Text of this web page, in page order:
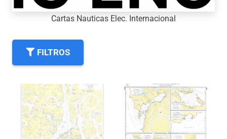
Cartas Nauticas Elec. Internacional
FILTROS